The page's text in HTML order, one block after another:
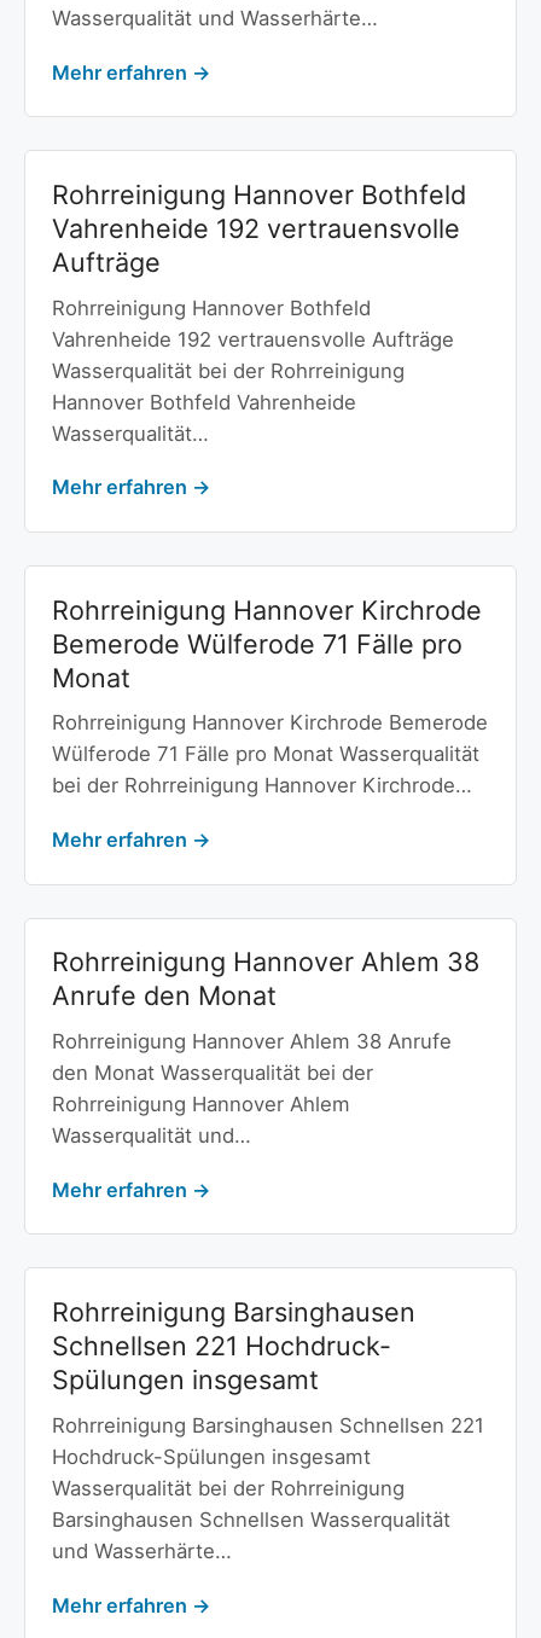
Wasserqualität und Wasserhärte…
Mehr erfahren →
Rohrreinigung Hannover Bothfeld
Vahrenheide 192 vertrauensvolle
Aufträge
Rohrreinigung Hannover Bothfeld
Vahrenheide 192 vertrauensvolle Aufträge
Wasserqualität bei der Rohrreinigung
Hannover Bothfeld Vahrenheide
Wasserqualität…
Mehr erfahren →
Rohrreinigung Hannover Kirchrode
Bemerode Wülferode 71 Fälle pro
Monat
Rohrreinigung Hannover Kirchrode Bemerode
Wülferode 71 Fälle pro Monat Wasserqualität
bei der Rohrreinigung Hannover Kirchrode…
Mehr erfahren →
Rohrreinigung Hannover Ahlem 38
Anrufe den Monat
Rohrreinigung Hannover Ahlem 38 Anrufe
den Monat Wasserqualität bei der
Rohrreinigung Hannover Ahlem
Wasserqualität und…
Mehr erfahren →
Rohrreinigung Barsinghausen
Schnellsen 221 Hochdruck-
Spülungen insgesamt
Rohrreinigung Barsinghausen Schnellsen 221
Hochdruck-Spülungen insgesamt
Wasserqualität bei der Rohrreinigung
Barsinghausen Schnellsen Wasserqualität
und Wasserhärte…
Mehr erfahren →